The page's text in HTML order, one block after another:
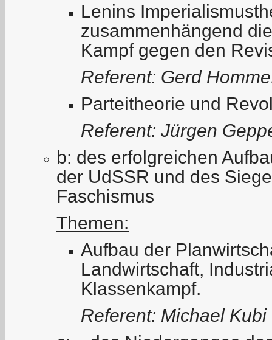
Lenins
zusammenhängend
Kampf gegen den
Referent: Gerd
Parteitheorie und
Referent: Jürgen
b: des erfolgreichen
der UdSSR und des
Faschismus
Themen:
Aufbau der
Landwirtschaft,
Klassenkampf.
Referent: Michael Kubi